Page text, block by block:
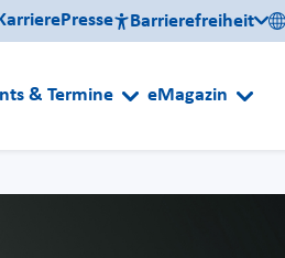
Presse Barrierefreiheit
& Termine eMagazin